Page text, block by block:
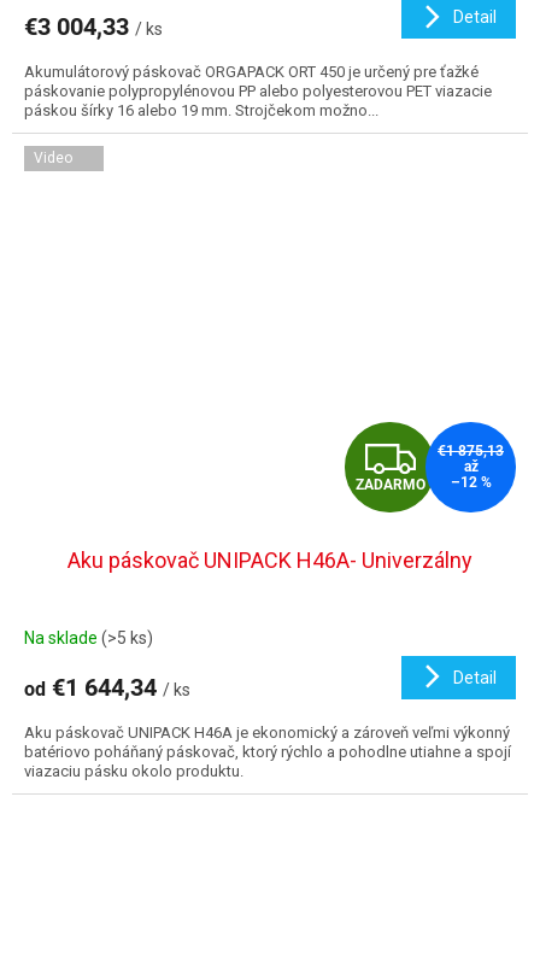
€3 004,33 / ks
Detail
Akumulátorový páskovač ORGAPACK ORT 450 je určený pre ťažké
páskovanie polypropylénovou PP alebo polyesterovou PET viazacie
páskou šírky 16 alebo 19 mm. Strojčekom možno...
Video
Z
A
D
R
M
O
ZADARMO
€1 875,13
až
–12 %
Aku páskovač UNIPACK H46A- Univerzálny
Na sklade (>5 ks)
od €1 644,34 / ks
Detail
Aku páskovač UNIPACK H46A je ekonomický a zároveň veľmi výkonný
batériovo poháňaný páskovač, ktorý rýchlo a pohodlne utiahne a spojí
viazaciu pásku okolo produktu.